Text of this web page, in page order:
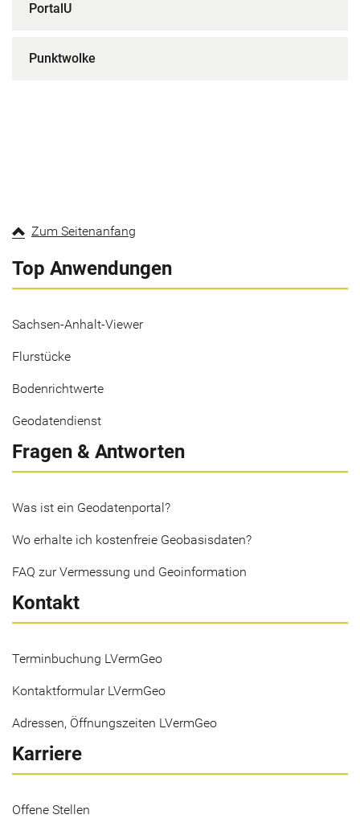
PortalU
Punktwolke
Zum Seitenanfang
Top Anwendungen
Sachsen-Anhalt-Viewer
Flurstücke
Bodenrichtwerte
Geodatendienst
Fragen & Antworten
Was ist ein Geodatenportal?
Wo erhalte ich kostenfreie Geobasisdaten?
FAQ zur Vermessung und Geoinformation
Kontakt
Terminbuchung LVermGeo
Kontaktformular LVermGeo
Adressen, Öffnungszeiten LVermGeo
Karriere
Offene Stellen